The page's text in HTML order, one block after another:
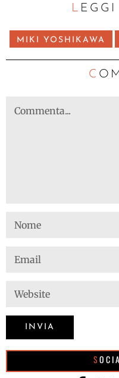
MIKI YOSHIKAWA
C